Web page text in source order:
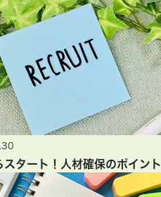
スタート！人材確保のポイント